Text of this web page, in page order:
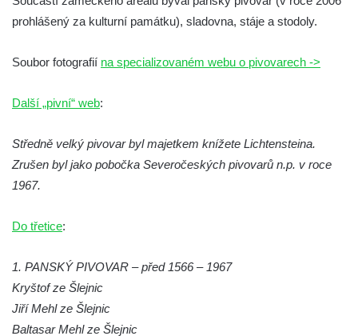
prohlášený za kulturní památku), sladovna, stáje a stodoly.
Soubor fotografií na specializovaném webu o pivovarech ->
Další „pivní“ web:
Středně velký pivovar byl majetkem knížete Lichtensteina.
Zrušen byl jako pobočka Severočeských pivovarů n.p. v roce
1967.
Do třetice:
1. PANSKÝ PIVOVAR – před 1566 – 1967
Kryštof ze Šlejnic
Jiří Mehl ze Šlejnic
Baltasar Mehl ze Šlejnic